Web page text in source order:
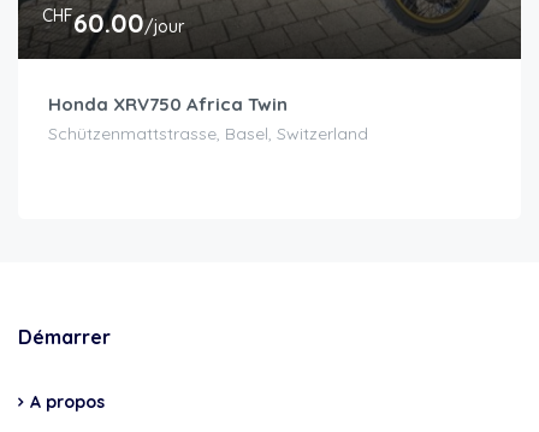
CHF60.00/jour
Honda XRV750 Africa Twin
Schützenmattstrasse, Basel, Switzerland
Démarrer
A propos